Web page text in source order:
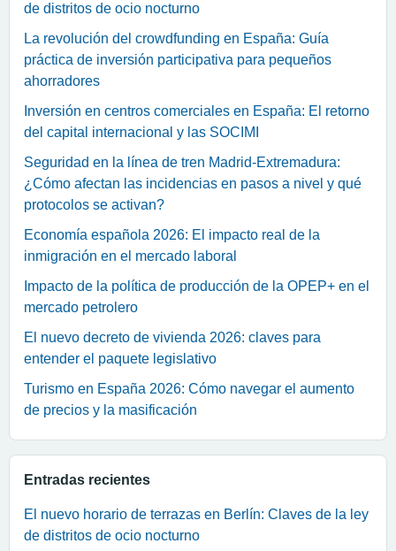
de distritos de ocio nocturno
La revolución del crowdfunding en España: Guía
práctica de inversión participativa para pequeños
ahorradores
Inversión en centros comerciales en España: El retorno
del capital internacional y las SOCIMI
Seguridad en la línea de tren Madrid-Extremadura:
¿Cómo afectan las incidencias en pasos a nivel y qué
protocolos se activan?
Economía española 2026: El impacto real de la
inmigración en el mercado laboral
Impacto de la política de producción de la OPEP+ en el
mercado petrolero
El nuevo decreto de vivienda 2026: claves para
entender el paquete legislativo
Turismo en España 2026: Cómo navegar el aumento
de precios y la masificación
Entradas recientes
El nuevo horario de terrazas en Berlín: Claves de la ley
de distritos de ocio nocturno